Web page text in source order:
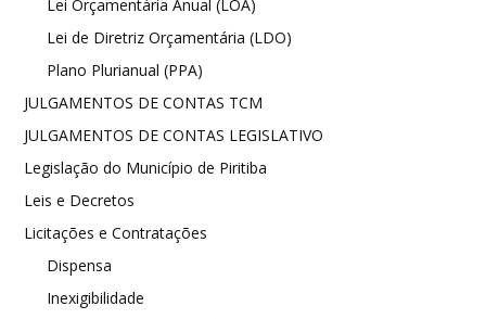
Lei Orçamentária Anual (LOA)
Lei de Diretriz Orçamentária (LDO)
Plano Plurianual (PPA)
JULGAMENTOS DE CONTAS TCM
JULGAMENTOS DE CONTAS LEGISLATIVO
Legislação do Município de Piritiba
Leis e Decretos
Licitações e Contratações
Dispensa
Inexigibilidade